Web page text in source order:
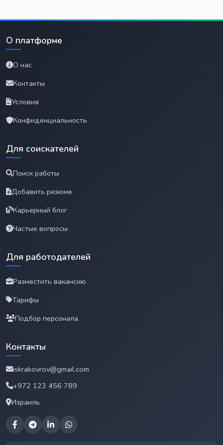
О платформе
О нас
Контакты
Условия
Конфиденциальность
Для соискателей
Поиск работы
Добавить резюме
Карьерный блог
Частые вопросы
Для работодателей
Разместить вакансию
Тарифы
Подбор персонала
Контакты
iskrakovrov@gmail.com
+972 123 456 789
Израиль